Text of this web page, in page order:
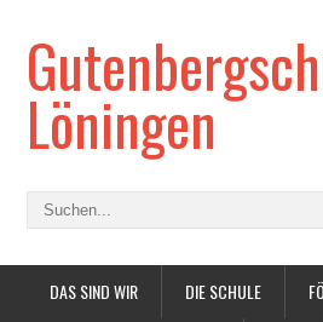
Löningen
DAS SIND WIR DIE SCHULE